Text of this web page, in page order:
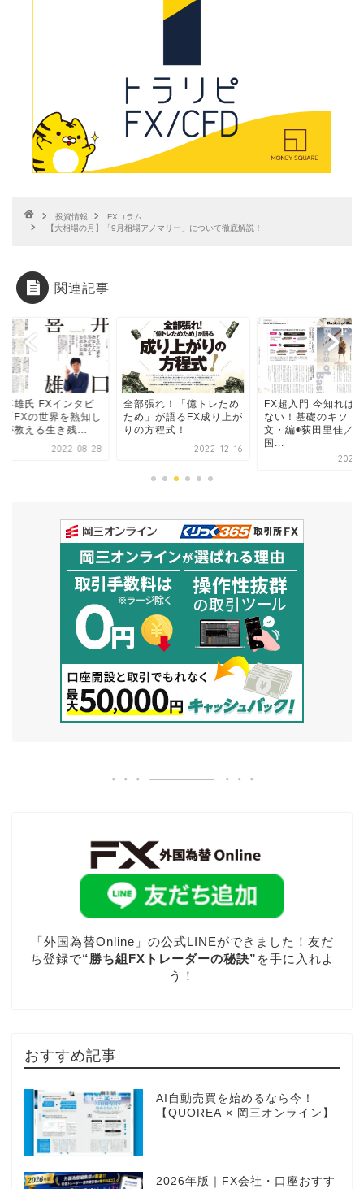
投資情報
FXコラム
【大相場の月】「9月相場アノマリー」について徹底解説！
関連記事
喜雄氏 FXインタビ
「FXの世界を熟知し
が教える生き残...
2022-08-28
全部張れ！「億トレため
ため」が語るFX成り上が
りの方程式！
2022-12-16
FX超入門 今知れば
ない！基礎のキソ［
文・編◉荻田里佳／外
国...
2024-
「外国為替Online」の公式LINEができました！友だ
ち登録で“勝ち組FXトレーダーの秘訣” を手に入れよ
う！
おすすめ記事
AI自動売買を始めるなら今！
【QUOREA × 岡三オンライン】
2026年版｜FX会社・口座おすす